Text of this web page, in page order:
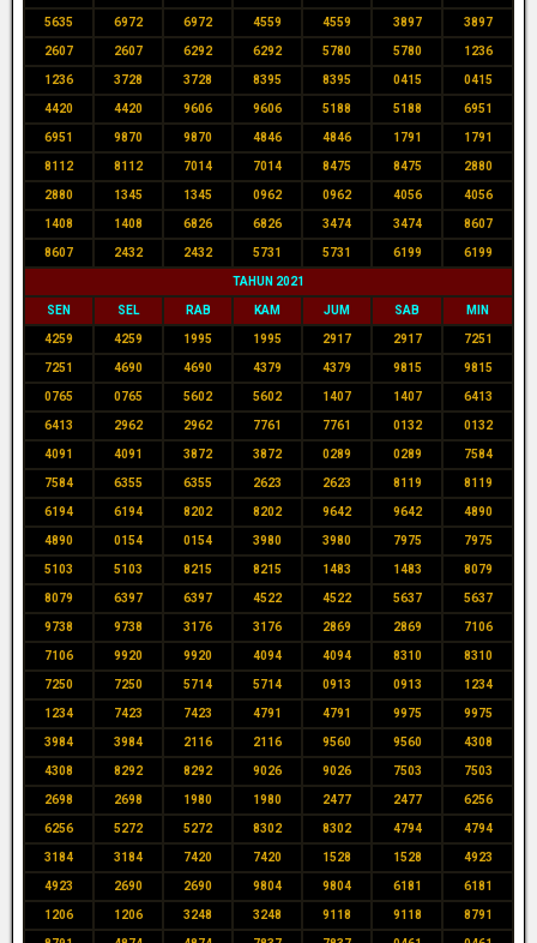
5635 6972 6972 4559 4559 3897 3897
2607 2607 6292 6292 5780 5780 1236
1236 3728 3728 8395 8395 0415 0415
4420 4420 9606 9606 5188 5188 6951
6951 9870 9870 4846 4846 1791 1791
8112 8112 7014 7014 8475 8475 2880
2880 1345 1345 0962 0962 4056 4056
1408 1408 6826 6826 3474 3474 8607
8607 2432 2432 5731 5731 6199 6199
TAHUN 2021
SEN SEL RAB KAM JUM SAB MIN
4259 4259 1995 1995 2917 2917 7251
7251 4690 4690 4379 4379 9815 9815
0765 0765 5602 5602 1407 1407 6413
6413 2962 2962 7761 7761 0132 0132
4091 4091 3872 3872 0289 0289 7584
7584 6355 6355 2623 2623 8119 8119
6194 6194 8202 8202 9642 9642 4890
4890 0154 0154 3980 3980 7975 7975
5103 5103 8215 8215 1483 1483 8079
8079 6397 6397 4522 4522 5637 5637
9738 9738 3176 3176 2869 2869 7106
7106 9920 9920 4094 4094 8310 8310
7250 7250 5714 5714 0913 0913 1234
1234 7423 7423 4791 4791 9975 9975
3984 3984 2116 2116 9560 9560 4308
4308 8292 8292 9026 9026 7503 7503
2698 2698 1980 1980 2477 2477 6256
6256 5272 5272 8302 8302 4794 4794
3184 3184 7420 7420 1528 1528 4923
4923 2690 2690 9804 9804 6181 6181
1206 1206 3248 3248 9118 9118 8791